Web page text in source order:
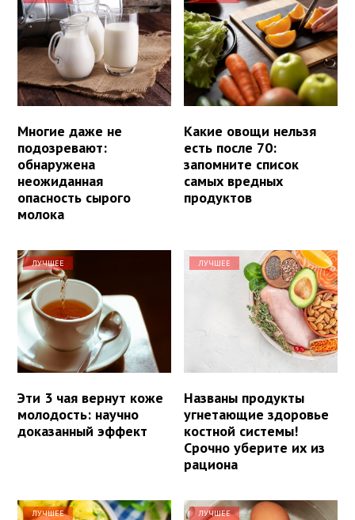
Многие даже не
подозревают:
обнаружена
неожиданная
опасность сырого
молока
Какие овощи нельзя
есть после 70:
запомните список
самых вредных
продуктов
ЛУЧШЕЕ
Эти 3 чая вернут коже
молодость: научно
доказанный эффект
ЛУЧШЕЕ
Названы продукты
угнетающие здоровье
костной системы!
Срочно уберите их из
рациона
ЛУЧШЕЕ ЛУЧШЕЕ